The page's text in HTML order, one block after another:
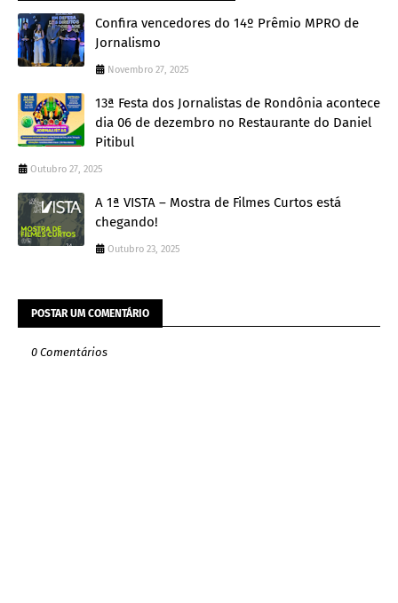
Confira vencedores do 14º Prêmio MPRO de
Jornalismo
Novembro 27, 2025
13ª Festa dos Jornalistas de Rondônia acontece
dia 06 de dezembro no Restaurante do Daniel
Pitibul
Outubro 27, 2025
A 1ª VISTA – Mostra de Filmes Curtos está
chegando!
Outubro 23, 2025
POSTAR UM COMENTÁRIO
0 Comentários